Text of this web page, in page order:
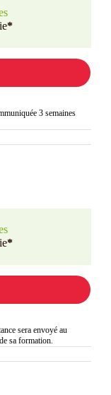
*
3 semaines
*
sera envoyé au
sa formation.